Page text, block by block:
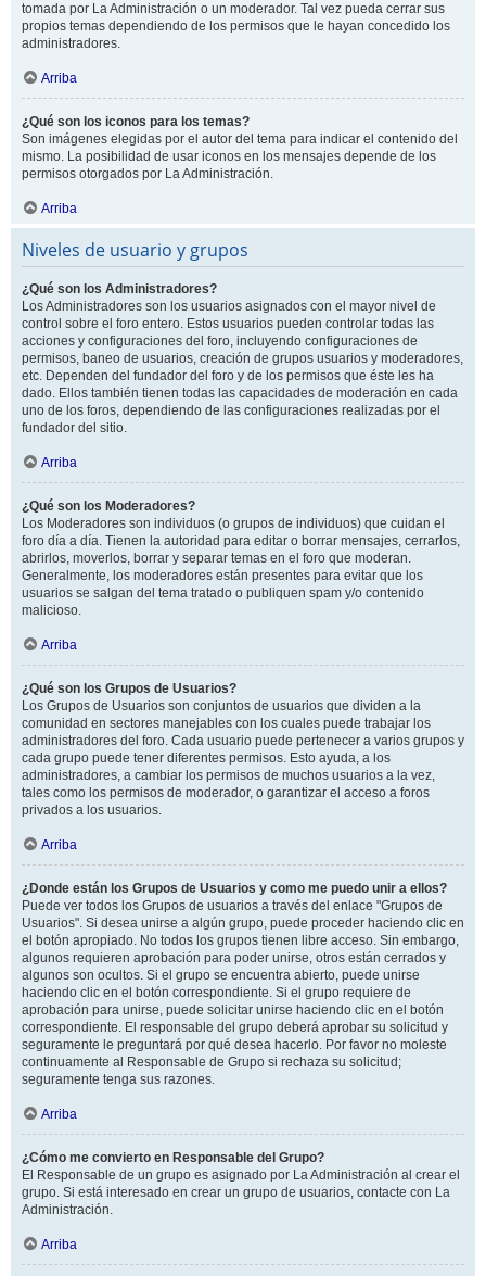
tomada por La Administración o un moderador. Tal vez pueda cerrar sus
propios temas dependiendo de los permisos que le hayan concedido los
administradores.
Arriba
¿Qué son los iconos para los temas?
Son imágenes elegidas por el autor del tema para indicar el contenido del
mismo. La posibilidad de usar iconos en los mensajes depende de los
permisos otorgados por La Administración.
Arriba
Niveles de usuario y grupos
¿Qué son los Administradores?
Los Administradores son los usuarios asignados con el mayor nivel de
control sobre el foro entero. Estos usuarios pueden controlar todas las
acciones y configuraciones del foro, incluyendo configuraciones de
permisos, baneo de usuarios, creación de grupos usuarios y moderadores,
etc. Dependen del fundador del foro y de los permisos que éste les ha
dado. Ellos también tienen todas las capacidades de moderación en cada
uno de los foros, dependiendo de las configuraciones realizadas por el
fundador del sitio.
Arriba
¿Qué son los Moderadores?
Los Moderadores son individuos (o grupos de individuos) que cuidan el
foro día a día. Tienen la autoridad para editar o borrar mensajes, cerrarlos,
abrirlos, moverlos, borrar y separar temas en el foro que moderan.
Generalmente, los moderadores están presentes para evitar que los
usuarios se salgan del tema tratado o publiquen spam y/o contenido
malicioso.
Arriba
¿Qué son los Grupos de Usuarios?
Los Grupos de Usuarios son conjuntos de usuarios que dividen a la
comunidad en sectores manejables con los cuales puede trabajar los
administradores del foro. Cada usuario puede pertenecer a varios grupos y
cada grupo puede tener diferentes permisos. Esto ayuda, a los
administradores, a cambiar los permisos de muchos usuarios a la vez,
tales como los permisos de moderador, o garantizar el acceso a foros
privados a los usuarios.
Arriba
¿Donde están los Grupos de Usuarios y como me puedo unir a ellos?
Puede ver todos los Grupos de usuarios a través del enlace "Grupos de
Usuarios". Si desea unirse a algún grupo, puede proceder haciendo clic en
el botón apropiado. No todos los grupos tienen libre acceso. Sin embargo,
algunos requieren aprobación para poder unirse, otros están cerrados y
algunos son ocultos. Si el grupo se encuentra abierto, puede unirse
haciendo clic en el botón correspondiente. Si el grupo requiere de
aprobación para unirse, puede solicitar unirse haciendo clic en el botón
correspondiente. El responsable del grupo deberá aprobar su solicitud y
seguramente le preguntará por qué desea hacerlo. Por favor no moleste
continuamente al Responsable de Grupo si rechaza su solicitud;
seguramente tenga sus razones.
Arriba
¿Cómo me convierto en Responsable del Grupo?
El Responsable de un grupo es asignado por La Administración al crear el
grupo. Si está interesado en crear un grupo de usuarios, contacte con La
Administración.
Arriba